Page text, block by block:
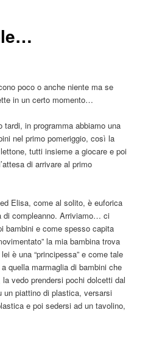
poco o anche niente ma se
in un certo momento…
in programma abbiamo una
nel primo pomeriggio, così la
tutti insieme a giocare e poi
di arrivare al primo
Elisa, come al solito, è euforica
di compleanno. Arriviamo… ci
bambini e come spesso capita
la mia bambina trova
è una “principessa” e come tale
quella marmaglia di bambini che
vedo prendersi pochi dolcetti dal
piattino di plastica, versarsi
e poi sedersi ad un tavolino,